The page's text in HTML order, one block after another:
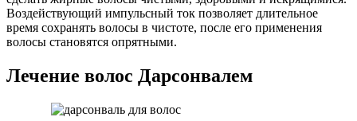
Воздействующий импульсный ток позволяет длительное
время сохранять волосы в чистоте, после его применения
волосы становятся опрятными.
Лечение волос Дарсонвалем